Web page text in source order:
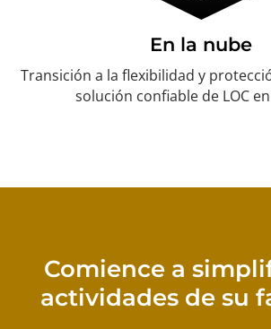
En la nube
Transición a la flexibilidad y
solución confiable de LOC
Comience a
actividades de su